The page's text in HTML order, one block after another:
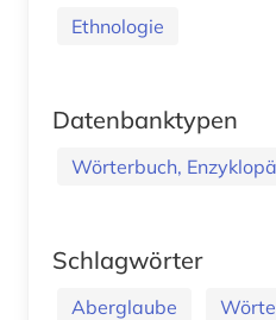
Ethnologie
Datenbanktypen
Wörterbuch,
Schlagwörter
Aberglaube